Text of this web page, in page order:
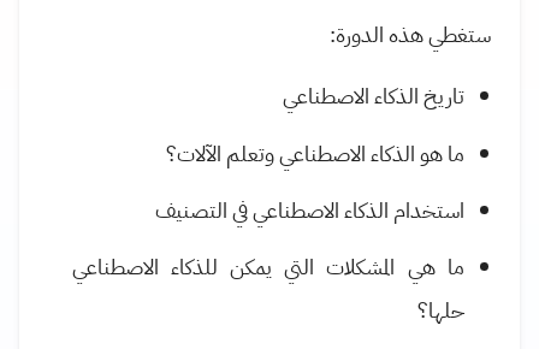
ستغطي هذه الدورة:
تاريخ الذكاء الاصطناعي
ما هو الذكاء الاصطناعي وتعلم الآلات؟
استخدام الذكاء الاصطناعي في التصنيف
ما هي المشكلات التي يمكن للذكاء الاصطناعي
حلها؟